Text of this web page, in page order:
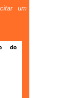
um
do